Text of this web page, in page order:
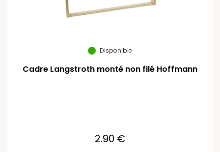
Disponible
Cadre Langstroth monté non filé Hoffmann
2.90 €